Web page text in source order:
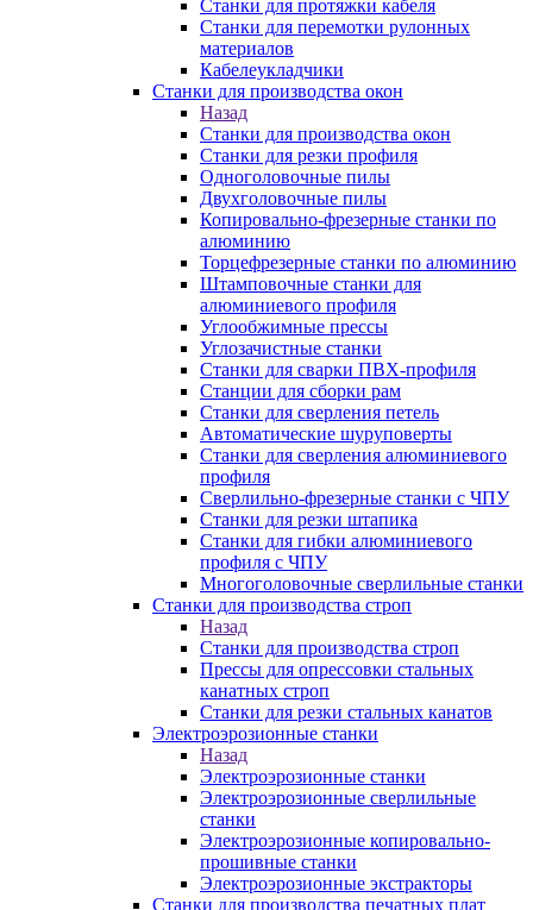
Станки для протяжки кабеля
Станки для перемотки рулонных
материалов
Кабелеукладчики
Станки для производства окон
Назад
Станки для производства окон
Станки для резки профиля
Одноголовочные пилы
Двухголовочные пилы
Копировально-фрезерные станки по
алюминию
Торцефрезерные станки по алюминию
Штамповочные станки для
алюминиевого профиля
Углообжимные прессы
Углозачистные станки
Станки для сварки ПВХ-профиля
Станции для сборки рам
Станки для сверления петель
Автоматические шуруповерты
Станки для сверления алюминиевого
профиля
Сверлильно-фрезерные станки с ЧПУ
Станки для резки штапика
Станки для гибки алюминиевого
профиля с ЧПУ
Многоголовочные сверлильные станки
Станки для производства строп
Назад
Станки для производства строп
Прессы для опрессовки стальных
канатных строп
Станки для резки стальных канатов
Электроэрозионные станки
Назад
Электроэрозионные станки
Электроэрозионные сверлильные
станки
Электроэрозионные копировально-
прошивные станки
Электроэрозионные экстракторы
Станки для производства печатных плат